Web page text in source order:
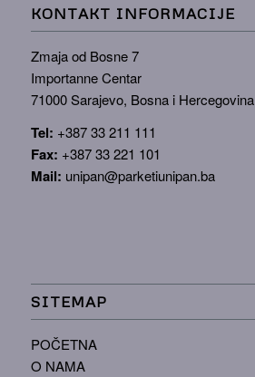
KONTAKT INFORMACIJE
Zmaja od Bosne 7
Importanne Centar
71000 Sarajevo, Bosna i Hercegovina
Tel: +387 33 211 111
Fax: +387 33 221 101
Mail: unipan@parketiunipan.ba
SITEMAP
POČETNA
O NAMA